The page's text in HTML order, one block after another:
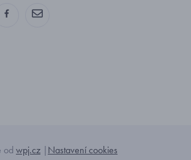
od wpj.cz |Nastavení cookies